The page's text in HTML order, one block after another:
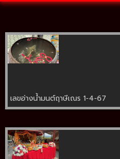
เลขอ่างน้ำมนต์ฤาษีเณร 1-4-67